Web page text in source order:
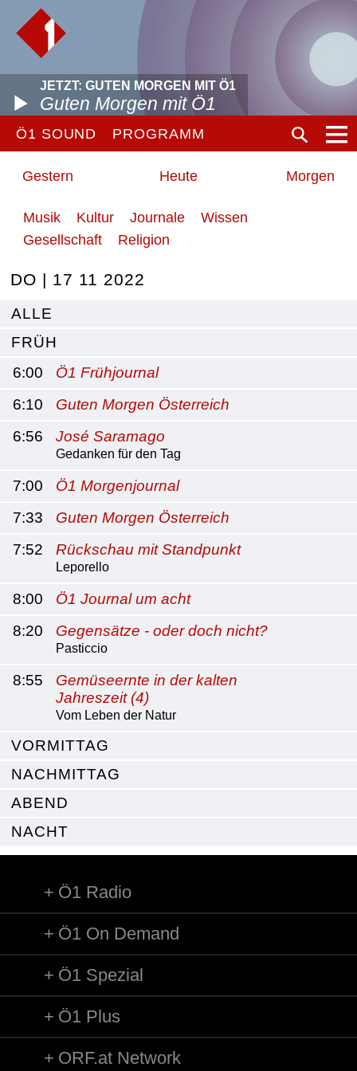
JETZT: GUTEN MORGEN MIT Ö1
Guten Morgen mit Ö1
Ö1 SOUND PROGRAMM
Gestern Heute Morgen
Musik Kultur Journale
Wissen
Gesellschaft
Religion
DO | 17 11 2022
ALLE
FRÜH
6:00
Ö1 Frühjournal
6:10
Guten Morgen Österreich
6:56
José Saramago
Gedanken für den Tag
7:00
Ö1 Morgenjournal
7:33
Guten Morgen Österreich
7:52
Rückschau mit Standpunkt
Leporello
8:00
Ö1 Journal um acht
8:20
Gegensätze - oder doch nicht?
Pasticcio
8:55
Gemüseernte in der kalten
Jahreszeit (4)
Vom Leben der Natur
VORMITTAG
NACHMITTAG
ABEND
NACHT
Ö1 Radio
Ö1 On Demand
Ö1 Spezial
Ö1 Plus
ORF.at Network